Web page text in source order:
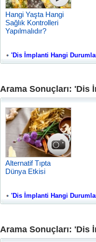
Hangi Yaşta Hangi
Sağlık Kontrolleri
Yapılmalıdır?
'Dis İmplanti Hangi
Arama Sonuçları:
Alternatif Tıpta
Dünya Etkisi
'Dis İmplanti Hangi
Arama Sonuçları: